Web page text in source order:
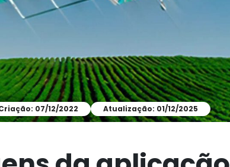
07/12/2022 Atualização: 01/12/2025